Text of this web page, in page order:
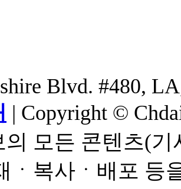
Blvd. #480,
| Copyright ©
의 모든 콘텐츠(
ㆍ복사ㆍ배포 등